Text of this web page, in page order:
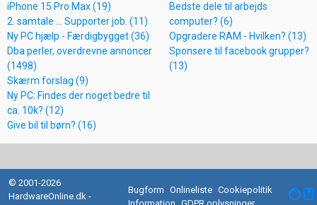
iPhone 15 Pro Max (19)
2. samtale ... Supporter job. (11)
Ny PC hjælp - Færdigbygget (36)
Dba perler, overdrevne annoncer
(1498)
Skærm forslag (9)
Ny PC: Findes der noget bedre til
ca. 10k? (12)
Give bil til børn? (16)
Bedste dele til arbejds
computer? (6)
Opgradere RAM - Hvilken? (13)
Sponsere til facebook grupper?
(13)
© 2001-2026
HardwareOnline.dk -
Bugform Onlineliste Cookiepolitik
Information
GDPR oplysninger facebook